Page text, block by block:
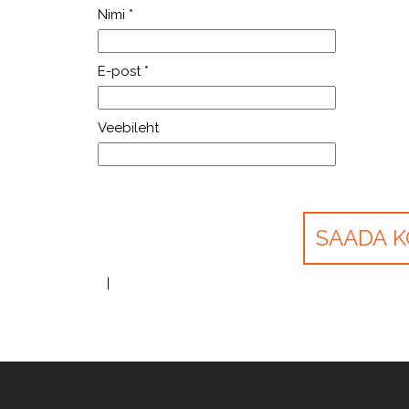
Nimi *
E-post *
Veebileht